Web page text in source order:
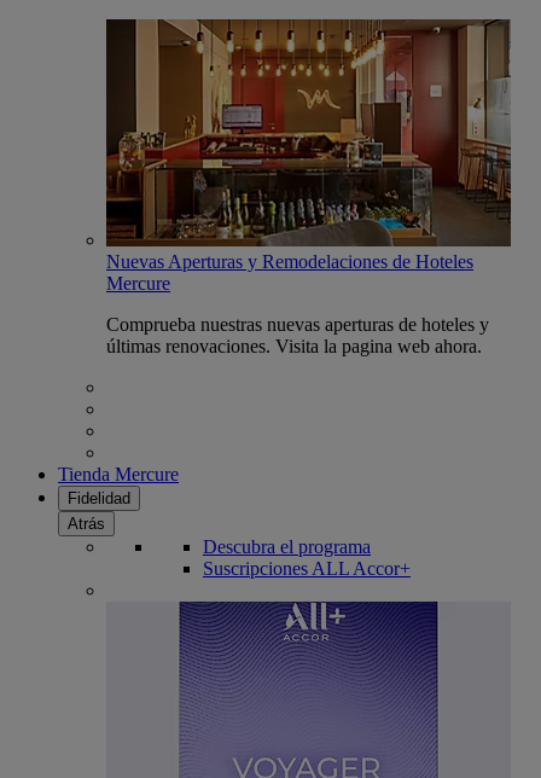
Nuevas Aperturas y Remodelaciones de Hoteles
Mercure
Comprueba nuestras nuevas aperturas de hoteles y
últimas renovaciones. Visita la pagina web ahora.
Tienda Mercure
Fidelidad
Atrás
Descubra el programa
Suscripciones ALL Accor+